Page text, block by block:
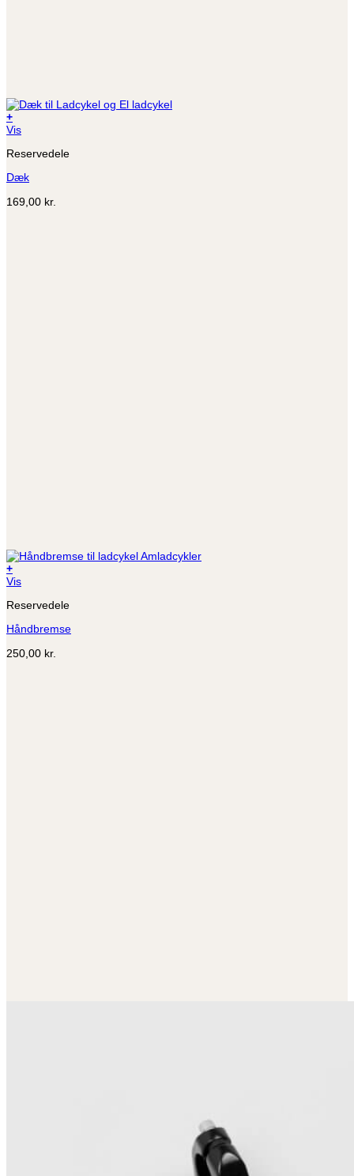
+
Dette
har
varianter.
kan
Vis
Reservedele
Dæk
169,00 kr.
+
Dette
har
varianter.
kan
Vis
Reservedele
Håndbremse
250,00 kr.